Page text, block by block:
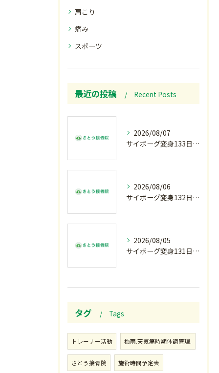
肩こり
痛み
スポーツ
最近の投稿 Recent Posts
2026/08/07
サイボーグ変身133日目.広島.原爆.81年.インターハイ初日.金曜の朝〜
2026/08/06
サイボーグ変身132日目.お知らせ.和歌山.インターハイ.柔道開幕…木曜の朝〜
2026/08/05
サイボーグ変身131日目.甲子園開幕.日曜.リラクゼーション柔.水曜の朝〜
タグ Tags
トレーナー活動 梅雨.天気痛時期体調管理.
さとう接骨院 施術時間予定表